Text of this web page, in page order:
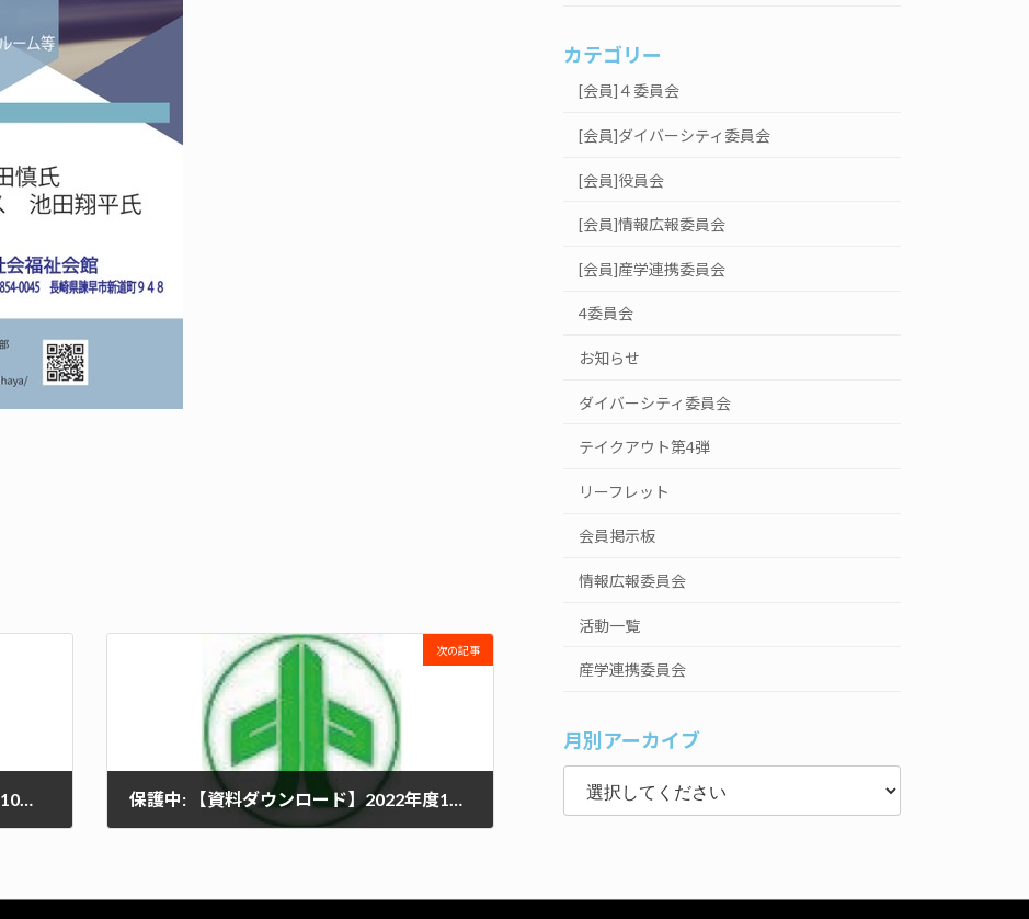
次の記事
カテゴリー
[会員]４委員会
[会員]ダイバーシティ委員会
[会員]役員会
[会員]情報広報委員会
[会員]産学連携委員会
4委員会
お知らせ
ダイバーシティ委員会
テイクアウト第4弾
リーフレット
会員掲示板
情報広報委員会
活動一覧
産学連携委員会
月別アーカイブ